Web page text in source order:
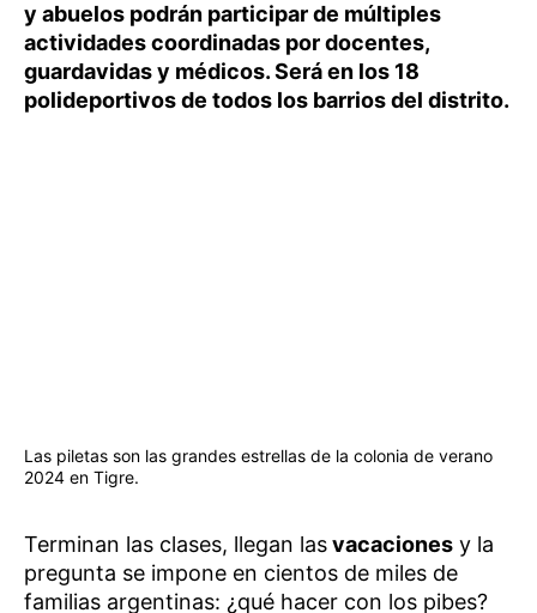
y abuelos podrán participar de múltiples
actividades coordinadas por docentes,
guardavidas y médicos. Será en los 18
polideportivos de todos los barrios del distrito.
Las piletas son las grandes estrellas de la colonia de verano
2024 en Tigre.
Terminan las clases, llegan lasvacaciones y la
pregunta se impone en cientos de miles de
familias argentinas: ¿qué hacer con los pibes?